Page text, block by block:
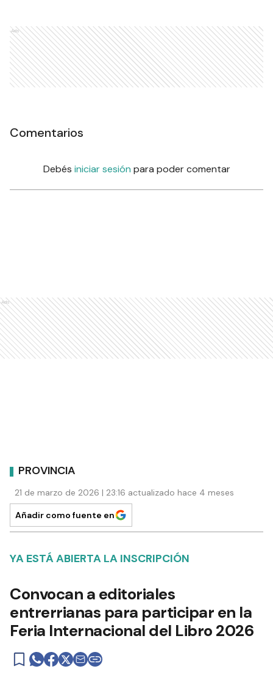
Ads
Comentarios
Debés iniciar sesión para poder comentar
Ads
PROVINCIA
21 de marzo de 2026 | 23:16 actualizado hace 4 meses
Añadir como fuente en
YA ESTÁ ABIERTA LA INSCRIPCIÓN
Convocan a editoriales
entrerrianas para participar en la
Feria Internacional del Libro 2026